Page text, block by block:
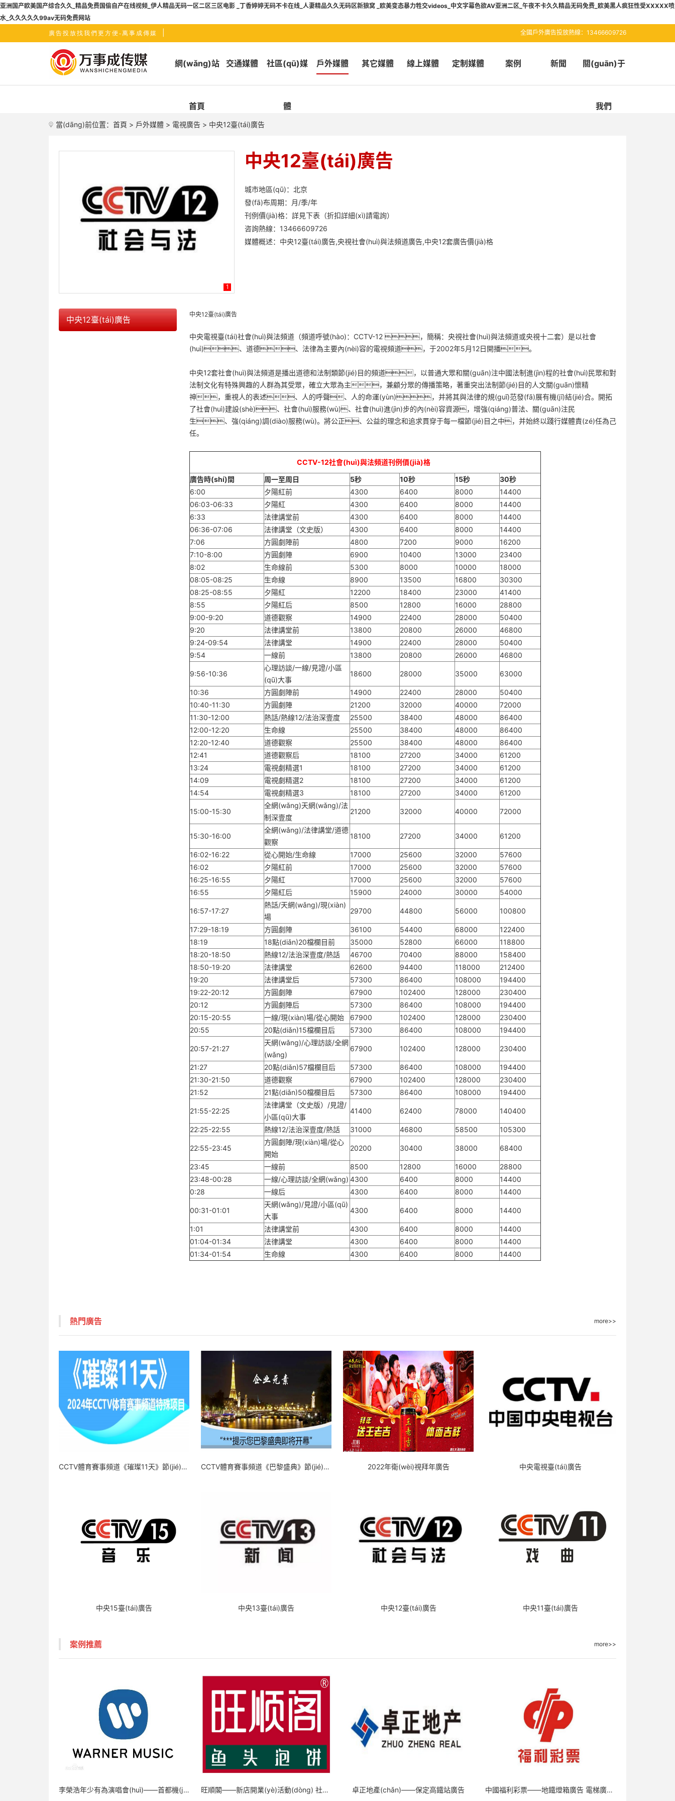
亚洲国产欧美国产综合久久_精品免费国偷自产在线视频_伊人精品无码一区二区三区电影 _丁香婷婷无码不卡在线_人妻精品久久无码区新狼窝 _欧美变态暴力牲交videos_中文字幕色欲AV亚洲二区_午夜不卡久久精品无码免费_欧美黑人疯狂性受XXXXX喷
水_久久久久久99av无码免费网站
廣告投放找我們更方便-萬事成傳媒 全國戶外廣告投放熱線：13466609726
網(wǎng)站
首頁
交通媒體 社區(qū)媒
體
戶外媒體 其它媒體 線上媒體 定制媒體 案例 新聞 關(guān)于
我們
當(dāng)前位置： 首頁 > 戶外媒體 > 電視廣告 > 中央12臺(tái)廣告
1
中央12臺(tái)廣告
城市地區(qū)：北京
發(fā)布周期：月/季/年
刊例價(jià)格：詳見下表（折扣詳細(xì)請電詢）
咨詢熱線：13466609726
媒體概述：中央12臺(tái)廣告,央視社會(huì)與法頻道廣告,中央12套廣告價(jià)格
中央12臺(tái)廣告
中央12臺(tái)廣告
中央電視臺(tái)社會(huì)與法頻道（頻道呼號(hào)：CCTV-12 ，簡稱：央視社會(huì)與法頻道或央視十二套）是以社會
(huì)、道德、法律為主要內(nèi)容的電視頻道，于2002年5月12日開播。
中央12套社會(huì)與法頻道是播出道德和法制類節(jié)目的頻道，以普通大眾和關(guān)注中國法制進(jìn)程的社會(huì)民眾和對
法制文化有特殊興趣的人群為其受眾，確立大眾為主，兼顧分眾的傳播策略，著重突出法制節(jié)目的人文關(guān)懷精
神，重視人的表述、人的呼聲、人的命運(yùn)，并將其與法律的規(guī)范發(fā)展有機(jī)結(jié)合。開拓
了社會(huì)建設(shè)、社會(huì)服務(wù)、社會(huì)進(jìn)步的內(nèi)容資源，增強(qiáng)普法、關(guān)注民
生、強(qiáng)調(diào)服務(wù)。將公正、公益的理念和追求貫穿于每一檔節(jié)目之中，并始終以踐行媒體責(zé)任為己
任。
CCTV-12社會(huì)與法頻道刊例價(jià)格
廣告時(shí)間
周一至周日 5秒 10秒 15秒
30秒
6:00
夕陽紅前 4300 6400 8000
14400
06:03-06:33
夕陽紅 4300 6400 8000
14400
6:33
法律講堂前 4300 6400 8000
14400
06:36-07:06
法律講堂（文史版） 4300 6400 8000
14400
7:06
方圓劇陣前 4800 7200 9000
16200
7:10-8:00
方圓劇陣 6900 10400 13000
23400
8:02
生命線前 5300 8000 10000
18000
08:05-08:25
生命線 8900 13500 16800
30300
08:25-08:55
夕陽紅 12200 18400 23000
41400
8:55
夕陽紅后 8500 12800 16000
28800
9:00-9:20
道德觀察 14900 22400 28000
50400
9:20
法律講堂前 13800 20800 26000
46800
9:24-09:54
法律講堂 14900 22400 28000
50400
9:54
一線前 13800 20800 26000 46800
9:56-10:36
心理訪談/一線/見證/小區
(qū)大事
18600 28000 35000 63000
10:36 方圓劇陣前 14900 22400 28000
50400
10:40-11:30
方圓劇陣 21200 32000 40000
72000
11:30-12:00
熱話/熱線12/法治深壹度 25500 38400 48000
86400
12:00-12:20
生命線 25500 38400 48000
86400
12:20-12:40
道德觀察 25500 38400 48000
86400
12:41
道德觀察后 18100 27200 34000
61200
13:24
電視劇精選1 18100 27200 34000
61200
14:09
電視劇精選2 18100 27200 34000
61200
14:54
電視劇精選3 18100 27200 34000 61200
15:00-15:30
全網(wǎng)天網(wǎng)/法
制深壹度
21200 32000 40000 72000
15:30-16:00
全網(wǎng)/法律講堂/道德
觀察
18100 27200 34000 61200
16:02-16:22 從心開始/生命線 17000 25600 32000
57600
16:02
夕陽紅前 17000 25600 32000
57600
16:25-16:55
夕陽紅 17000 25600 32000
57600
16:55
夕陽紅后 15900 24000 30000 54000
16:57-17:27
熱話/天網(wǎng)/現(xiàn)
場
29700 44800 56000 100800
17:29-18:19 方圓劇陣 36100 54400 68000
122400
18:19
18點(diǎn)20檔欄目前 35000 52800 66000
118800
18:20-18:50
熱線12/法治深壹度/熱話 46700 70400 88000
158400
18:50-19:20
法律講堂 62600 94400 118000
212400
19:20
法律講堂后 57300 86400 108000
194400
19:22-20:12
方圓劇陣 67900 102400 128000
230400
20:12
方圓劇陣后 57300 86400 108000
194400
20:15-20:55
一線/現(xiàn)場/從心開始 67900 102400 128000
230400
20:55
20點(diǎn)15檔欄目后 57300 86400 108000 194400
20:57-21:27
天網(wǎng)/心理訪談/全網
(wǎng)
67900 102400 128000 230400
21:27 20點(diǎn)57檔欄目后 57300 86400 108000
194400
21:30-21:50
道德觀察 67900 102400 128000
230400
21:52
21點(diǎn)50檔欄目后 57300 86400 108000 194400
21:55-22:25
法律講堂（文史版）/見證/
小區(qū)大事
41400 62400 78000 140400
22:25-22:55 熱線12/法治深壹度/熱話 31000 46800 58500 105300
22:55-23:45
方圓劇陣/現(xiàn)場/從心
開始
20200 30400 38000 68400
23:45 一線前 8500 12800 16000
28800
23:48-00:28
一線/心理訪談/全網(wǎng) 4300 6400 8000
14400
0:28
一線后 4300 6400 8000 14400
00:31-01:01
天網(wǎng)/見證/小區(qū)
大事
4300 6400 8000 14400
1:01 法律講堂前 4300 6400 8000
14400
01:04-01:34
法律講堂 4300 6400 8000
14400
01:34-01:54
生命線 4300 6400 8000 14400
熱門廣告 more>>
CCTV體育賽事頻道《璀璨11天》節(jié)目廣告 CCTV體育賽事頻道《巴黎盛典》節(jié)目廣告 2022年衛(wèi)視拜年廣告 中央電視臺(tái)廣告
中央15臺(tái)廣告 中央13臺(tái)廣告 中央12臺(tái)廣告 中央11臺(tái)廣告
案例推薦 more>>
李榮浩年少有為演唱會(huì)——首都機(jī)場燈箱廣告 LED大屏廣告 旺順閣——新店開業(yè)活動(dòng) 社區(qū)燈箱廣告 電梯廣告 卓正地產(chǎn)——保定高鐵站廣告 中國福利彩票——地鐵燈箱廣告 電梯廣告 LED廣告